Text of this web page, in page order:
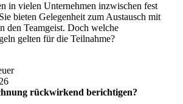
in vielen Unternehmen inzwischen fest
bieten Gelegenheit zum Austausch mit
den Teamgeist. Doch welche
gelten für die Teilnahme?
rückwirkend berichtigen?